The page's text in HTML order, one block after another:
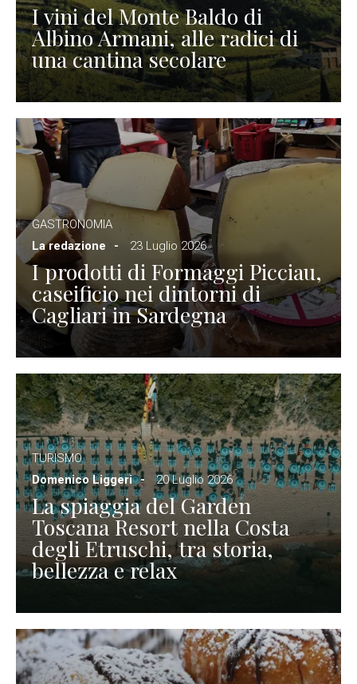
I vini del Monte Baldo di
Albino Armani, alle radici di
una cantina secolare
GASTRONOMIA
La redazione
23 Luglio 2026
I prodotti di Formaggi Picciau,
caseificio nei dintorni di
Cagliari in Sardegna
TURISMO
Domenico Liggeri
20 Luglio 2026
La spiaggia del Garden
Toscana Resort nella Costa
degli Etruschi, tra storia,
bellezza e relax